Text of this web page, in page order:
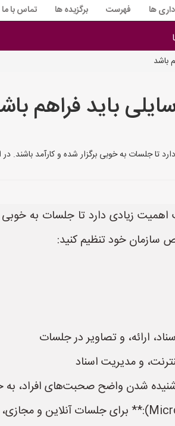
ها فهرست برگزیده ها تماس با ما
باشد
باید فراهم
جلسات به خوبی برگزار شده و کارآمد باشند. در
زیادی دارد تا جلسات به خوبی
سازمان خود تنظیم کنید:
ارائه، و تصاویر در جلسات
و مدیریت اسناد
شدن واضح صحبت‌های افراد،